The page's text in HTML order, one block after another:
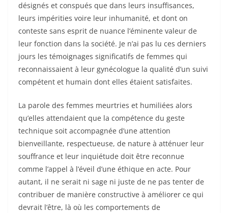
désignés et conspués que dans leurs insuffisances,
leurs impérities voire leur inhumanité, et dont on
conteste sans esprit de nuance l’éminente valeur de
leur fonction dans la société. Je n’ai pas lu ces derniers
jours les témoignages significatifs de femmes qui
reconnaissaient à leur gynécologue la qualité d’un suivi
compétent et humain dont elles étaient satisfaites.
La parole des femmes meurtries et humiliées alors
qu’elles attendaient que la compétence du geste
technique soit accompagnée d’une attention
bienveillante, respectueuse, de nature à atténuer leur
souffrance et leur inquiétude doit être reconnue
comme l’appel à l’éveil d’une éthique en acte. Pour
autant, il ne serait ni sage ni juste de ne pas tenter de
contribuer de manière constructive à améliorer ce qui
devrait l’être, là où les comportements de